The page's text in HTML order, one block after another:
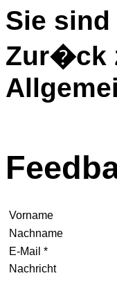
Sie sind
Zur�ck
Vorname
Nachname
E-Mail *
Nachricht